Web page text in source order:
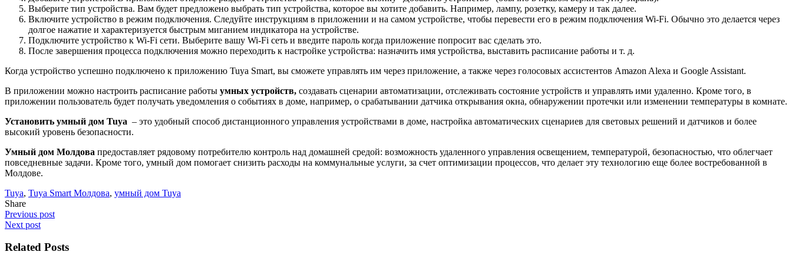
Выберите тип устройства. Вам будет предложено выбрать тип устройства, которое вы хотите добавить. Например, лампу, розетку, камеру и так далее.
Включите устройство в режим подключения. Следуйте инструкциям в приложении и на самом устройстве, чтобы перевести его в режим подключения Wi-Fi. Обычно это делается через
долгое нажатие и характеризуется быстрым миганием индикатора на устройстве.
Подключите устройство к Wi-Fi сети. Выберите вашу Wi-Fi сеть и введите пароль когда приложение попросит вас сделать это.
После завершения процесса подключения можно переходить к настройке устройства: назначить имя устройства, выставить расписание работы и т. д.
Когда устройство успешно подключено к приложению Tuya Smart, вы сможете управлять им через приложение, а также через голосовых ассистентов Amazon Alexa и Google Assistant.
В приложении можно настроить расписание работы умных устройств, создавать сценарии автоматизации, отслеживать состояние устройств и управлять ими удаленно. Кроме того, в
приложении пользователь будет получать уведомления о событиях в доме, например, о срабатывании датчика открывания окна, обнаружении протечки или изменении температуры в комнате.
Установить умный дом Tuya – это удобный способ дистанционного управления устройствами в доме, настройка автоматических сценариев для световых решений и датчиков и более
высокий уровень безопасности.
Умный дом Молдова предоставляет рядовому потребителю контроль над домашней средой: возможность удаленного управления освещением, температурой, безопасностью, что облегчает
повседневные задачи. Кроме того, умный дом помогает снизить расходы на коммунальные услуги, за счет оптимизации процессов, что делает эту технологию еще более востребованной в
Молдове.
Tuya, Tuya Smart Молдова, умный дом Tuya
Share
Previous post
Next post
Related Posts